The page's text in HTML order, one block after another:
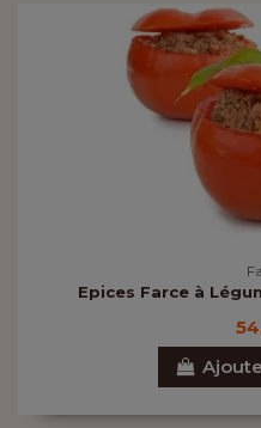
Epices Farce à